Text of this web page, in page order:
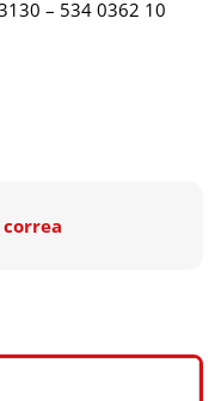
– 534 0362 10